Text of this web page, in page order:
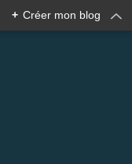
+ Créer mon blog